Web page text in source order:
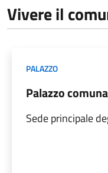
Vivere il
PALAZZO
Palazzo
Sede principale